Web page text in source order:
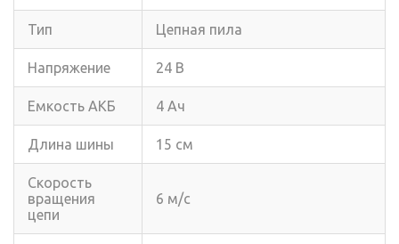
Тип Цепная пила
Напряжение 24 В
Емкость АКБ 4 Ач
Длина шины 15 см
Скорость
вращения
цепи
6 м/с